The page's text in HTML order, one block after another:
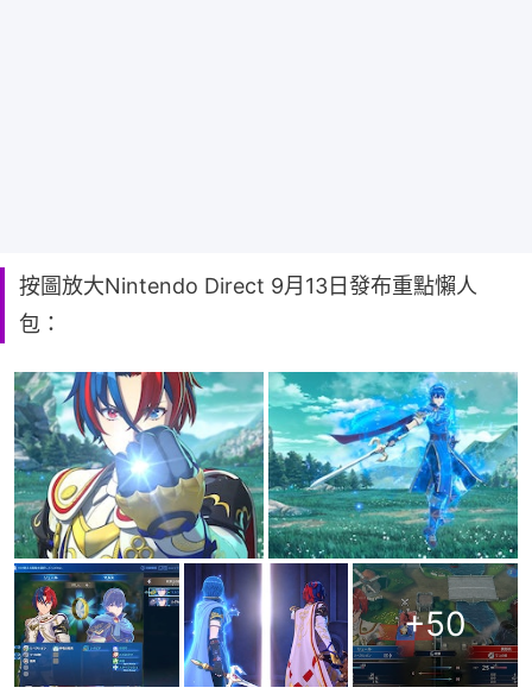
按圖放大Nintendo Direct 9月13日發布重點懶人
包：
+50